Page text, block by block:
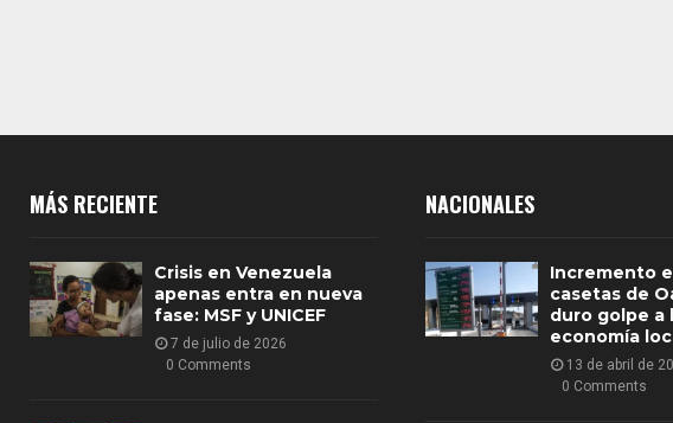
MÁS RECIENTE
Crisis en Venezuela
apenas entra en nueva
fase: MSF y UNICEF
7 de julio de 2026
0 Comments
NACIONALES
Incremento
casetas de
duro golpe a
economía
13 de abril de
0 Comments